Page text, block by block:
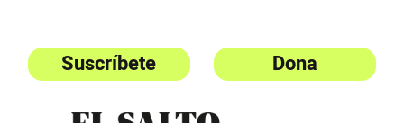
Suscríbete Dona